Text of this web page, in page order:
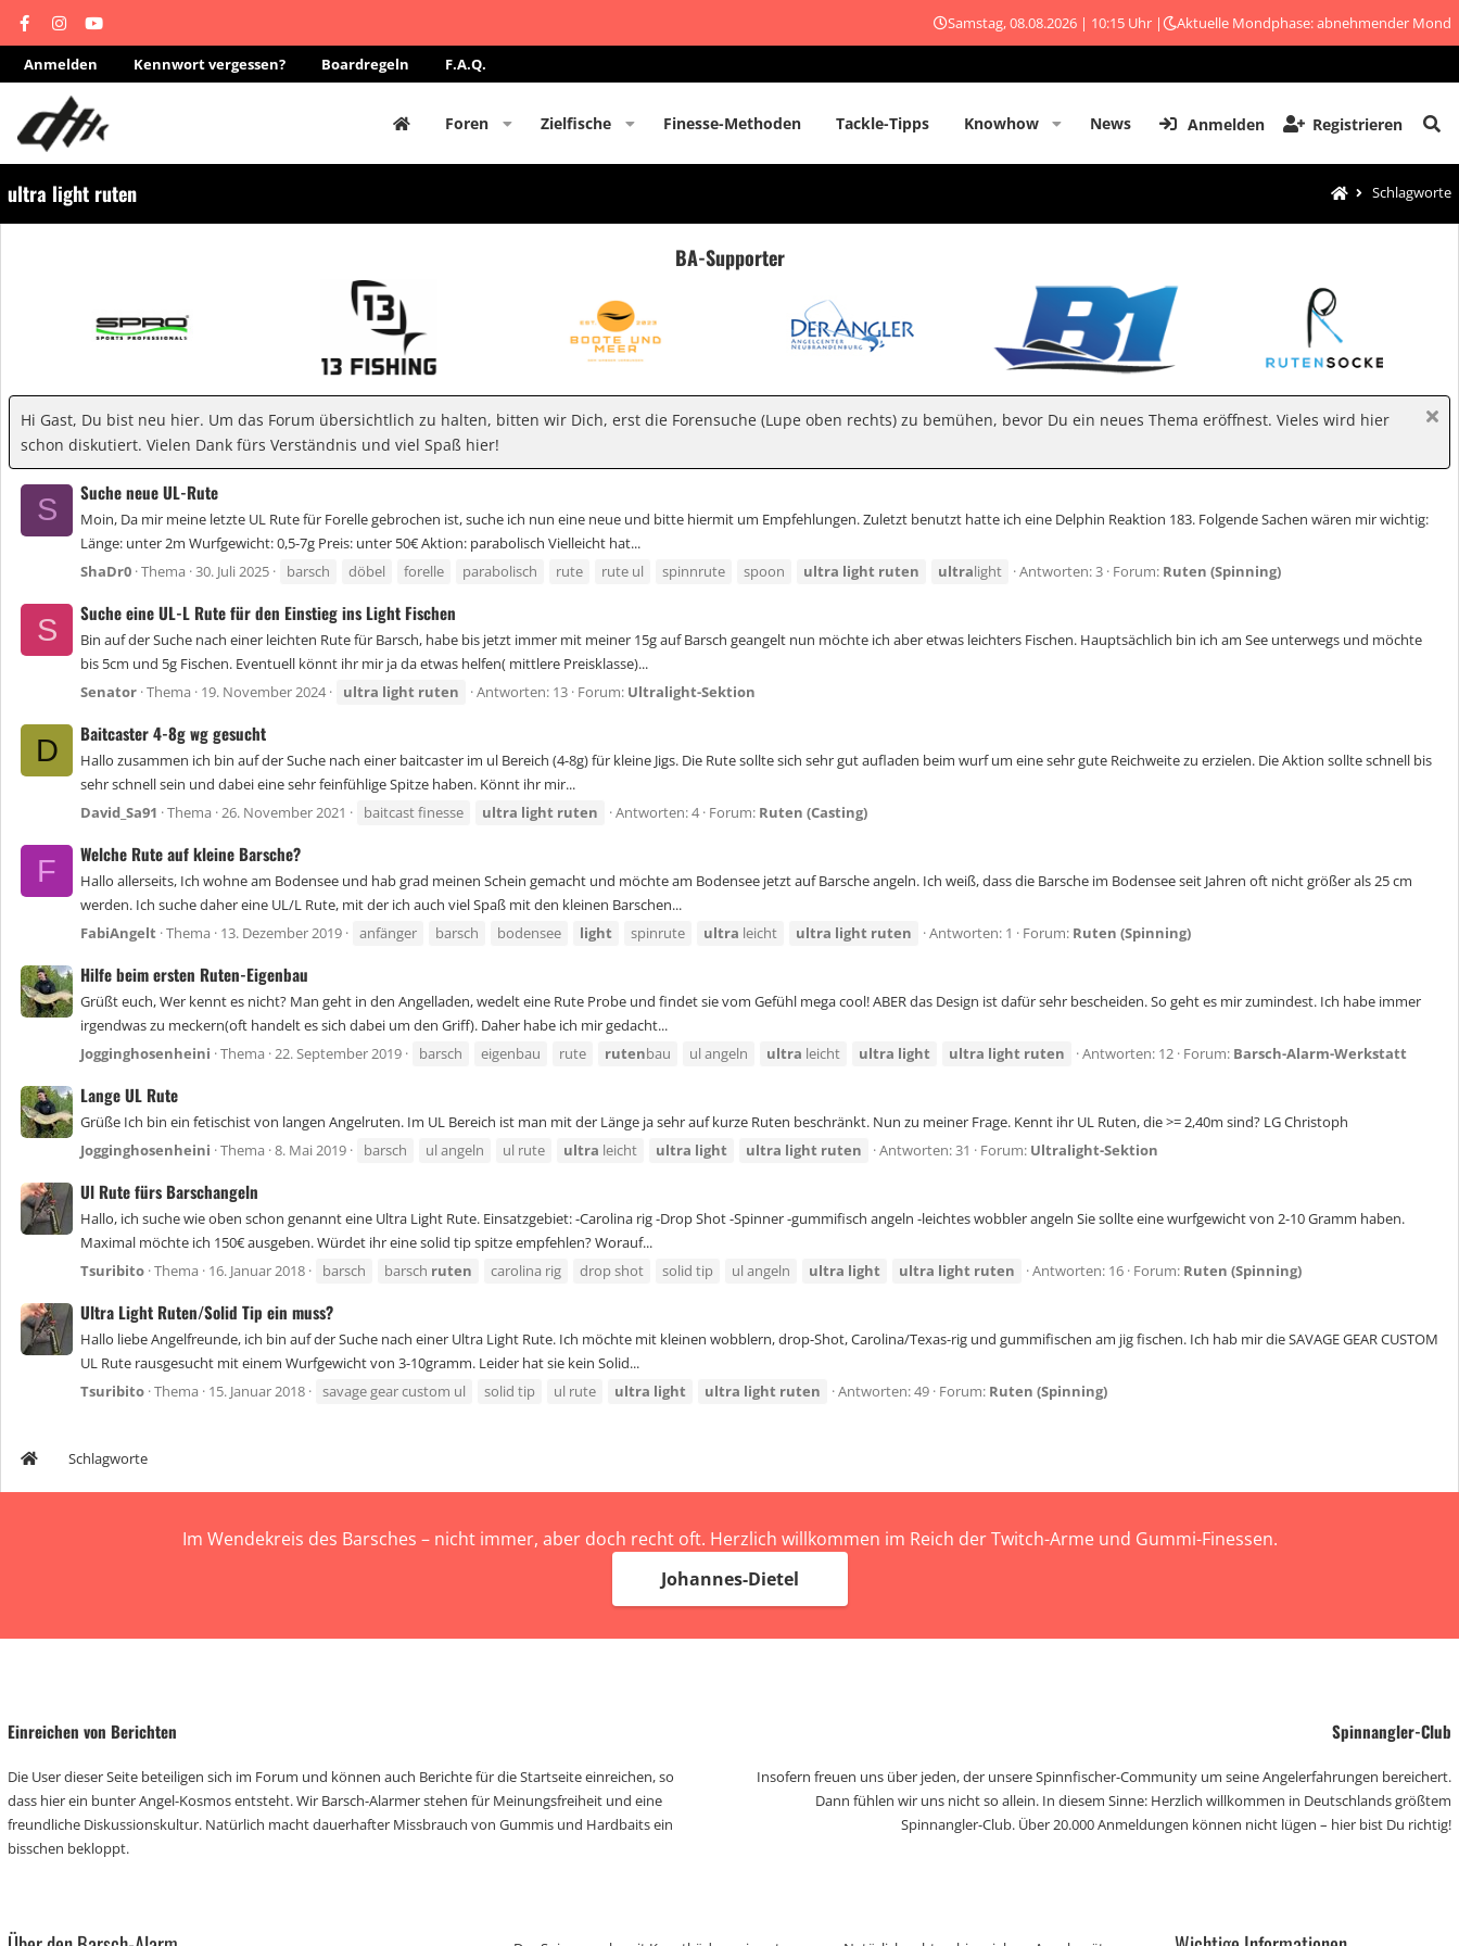
Samstag, 08.08.2026 | 10:15 Uhr | Aktuelle Mondphase: abnehmender Mond
Anmelden Kennwort vergessen? Boardregeln F.A.Q.
Foren Zielfische Finesse-Methoden Tackle-Tipps Knowhow News Anmelden Registrieren
ultra light ruten Schlagworte
BA-Supporter
Hi Gast, Du bist neu hier. Um das Forum übersichtlich zu halten, bitten wir Dich, erst die Forensuche (Lupe oben rechts) zu bemühen, bevor Du ein neues Thema eröffnest. Vieles wird hier
schon diskutiert. Vielen Dank fürs Verständnis und viel Spaß hier!
S
Suche neue UL-Rute
Moin, Da mir meine letzte UL Rute für Forelle gebrochen ist, suche ich nun eine neue und bitte hiermit um Empfehlungen. Zuletzt benutzt hatte ich eine Delphin Reaktion 183. Folgende Sachen wären mir wichtig:
Länge: unter 2m Wurfgewicht: 0,5-7g Preis: unter 50€ Aktion: parabolisch Vielleicht hat...
ShaDr0 Thema 30. Juli 2025 barsch döbel forelle parabolisch rute rute ul spinnrute spoon ultra light ruten ultralight Antworten: 3 Forum: Ruten (Spinning)
S
Suche eine UL-L Rute für den Einstieg ins Light Fischen
Bin auf der Suche nach einer leichten Rute für Barsch, habe bis jetzt immer mit meiner 15g auf Barsch geangelt nun möchte ich aber etwas leichters Fischen. Hauptsächlich bin ich am See unterwegs und möchte
bis 5cm und 5g Fischen. Eventuell könnt ihr mir ja da etwas helfen( mittlere Preisklasse)...
Senator Thema 19. November 2024 ultra light ruten Antworten: 13 Forum: Ultralight-Sektion
D
Baitcaster 4-8g wg gesucht
Hallo zusammen ich bin auf der Suche nach einer baitcaster im ul Bereich (4-8g) für kleine Jigs. Die Rute sollte sich sehr gut aufladen beim wurf um eine sehr gute Reichweite zu erzielen. Die Aktion sollte schnell bis
sehr schnell sein und dabei eine sehr feinfühlige Spitze haben. Könnt ihr mir...
David_Sa91 Thema 26. November 2021 baitcast finesse ultra light ruten Antworten: 4 Forum: Ruten (Casting)
F
Welche Rute auf kleine Barsche?
Hallo allerseits, Ich wohne am Bodensee und hab grad meinen Schein gemacht und möchte am Bodensee jetzt auf Barsche angeln. Ich weiß, dass die Barsche im Bodensee seit Jahren oft nicht größer als 25 cm
werden. Ich suche daher eine UL/L Rute, mit der ich auch viel Spaß mit den kleinen Barschen...
FabiAngelt Thema 13. Dezember 2019 anfänger barsch bodensee light spinrute ultra leicht ultra light ruten Antworten: 1 Forum: Ruten (Spinning)
Hilfe beim ersten Ruten-Eigenbau
Grüßt euch, Wer kennt es nicht? Man geht in den Angelladen, wedelt eine Rute Probe und findet sie vom Gefühl mega cool! ABER das Design ist dafür sehr bescheiden. So geht es mir zumindest. Ich habe immer
irgendwas zu meckern(oft handelt es sich dabei um den Griff). Daher habe ich mir gedacht...
Jogginghosenheini Thema 22. September 2019 barsch eigenbau rute rutenbau ul angeln ultra leicht ultra light ultra light ruten Antworten: 12 Forum: Barsch-Alarm-Werkstatt
Lange UL Rute
Grüße Ich bin ein fetischist von langen Angelruten. Im UL Bereich ist man mit der Länge ja sehr auf kurze Ruten beschränkt. Nun zu meiner Frage. Kennt ihr UL Ruten, die >= 2,40m sind? LG Christoph
Jogginghosenheini Thema 8. Mai 2019 barsch ul angeln ul rute ultra leicht ultra light ultra light ruten Antworten: 31 Forum: Ultralight-Sektion
Ul Rute fürs Barschangeln
Hallo, ich suche wie oben schon genannt eine Ultra Light Rute. Einsatzgebiet: -Carolina rig -Drop Shot -Spinner -gummifisch angeln -leichtes wobbler angeln Sie sollte eine wurfgewicht von 2-10 Gramm haben.
Maximal möchte ich 150€ ausgeben. Würdet ihr eine solid tip spitze empfehlen? Worauf...
Tsuribito Thema 16. Januar 2018 barsch barsch ruten carolina rig drop shot solid tip ul angeln ultra light ultra light ruten Antworten: 16 Forum: Ruten (Spinning)
Ultra Light Ruten/Solid Tip ein muss?
Hallo liebe Angelfreunde, ich bin auf der Suche nach einer Ultra Light Rute. Ich möchte mit kleinen wobblern, drop-Shot, Carolina/Texas-rig und gummifischen am jig fischen. Ich hab mir die SAVAGE GEAR CUSTOM
UL Rute rausgesucht mit einem Wurfgewicht von 3-10gramm. Leider hat sie kein Solid...
Tsuribito Thema 15. Januar 2018 savage gear custom ul solid tip ul rute ultra light ultra light ruten Antworten: 49 Forum: Ruten (Spinning)
Schlagworte
Im Wendekreis des Barsches – nicht immer, aber doch recht oft. Herzlich willkommen im Reich der Twitch-Arme und Gummi-Finessen.
Johannes-Dietel
Einreichen von Berichten
Die User dieser Seite beteiligen sich im Forum und können auch Berichte für die Startseite einreichen, so
dass hier ein bunter Angel-Kosmos entsteht. Wir Barsch-Alarmer stehen für Meinungsfreiheit und eine
freundliche Diskussionskultur. Natürlich macht dauerhafter Missbrauch von Gummis und Hardbaits ein
bisschen bekloppt.
Spinnangler-Club
Insofern freuen uns über jeden, der unsere Spinnfischer-Community um seine Angelerfahrungen bereichert.
Dann fühlen wir uns nicht so allein. In diesem Sinne: Herzlich willkommen in Deutschlands größtem
Spinnangler-Club. Über 20.000 Anmeldungen können nicht lügen – hier bist Du richtig!